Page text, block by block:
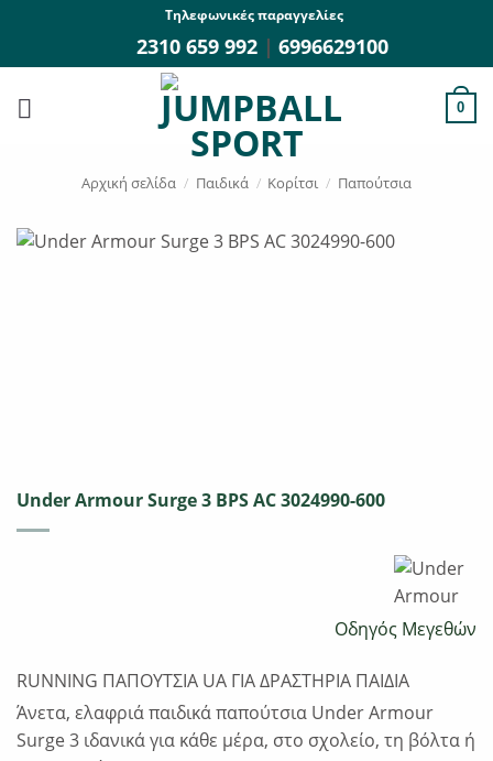
περιεχόμενο
Τηλεφωνικές παραγγελίες
2310 659 992 | 6996629100
0
Αρχική σελίδα / Παιδικά / Κορίτσι / Παπούτσια
Under Armour Surge 3 BPS AC 3024990-600
Οδηγός Μεγεθών
RUNNING ΠΑΠΟΥΤΣΙΑ UA ΓΙΑ ΔΡΑΣΤΗΡΙΑ ΠΑΙΔΙΑ
Άνετα, ελαφριά παιδικά παπούτσια Under Armour
Surge 3 ιδανικά για κάθε μέρα, στο σχολείο, τη βόλτα ή